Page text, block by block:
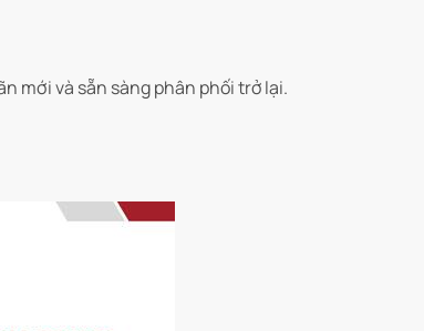
mới và sẵn sàng phân phối trở lại.